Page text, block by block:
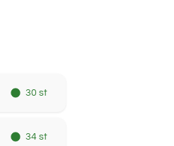
30 st
34 st